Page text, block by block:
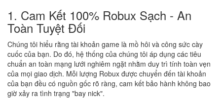
1. Cam Kết 100% Robux Sạch - An
Toàn Tuyệt Đối
Chúng tôi hiểu rằng tài khoản game là mồ hôi và công sức cày
cuốc của bạn. Do đó, hệ thống của chúng tôi áp dụng các tiêu
chuẩn an toàn mạng lưới nghiêm ngặt nhằm duy trì tính toàn vẹn
của mọi giao dịch. Mỗi lượng Robux được chuyển đến tài khoản
của bạn đều có nguồn gốc rõ ràng, cam kết bảo hành không bao
giờ xảy ra tình trạng "bay nick".